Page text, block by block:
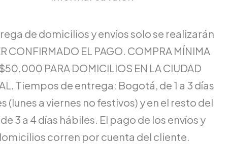
de domicilios y envíos solo se realizarán
CONFIRMADO EL PAGO. COMPRA MÍNIMA
PARA DOMICILIOS EN LA CIUDAD
Tiempos de entrega: Bogotá, de 1 a 3 días
(lunes a viernes no festivos) y en el resto del
3 a 4 días hábiles. El pago de los envíos y
corren por cuenta del cliente.